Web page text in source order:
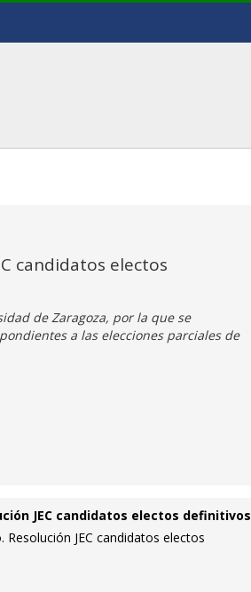
candidatos electos
de Zaragoza, por la que se
a las elecciones parciales de
JEC candidatos electos definitivos
JEC candidatos electos